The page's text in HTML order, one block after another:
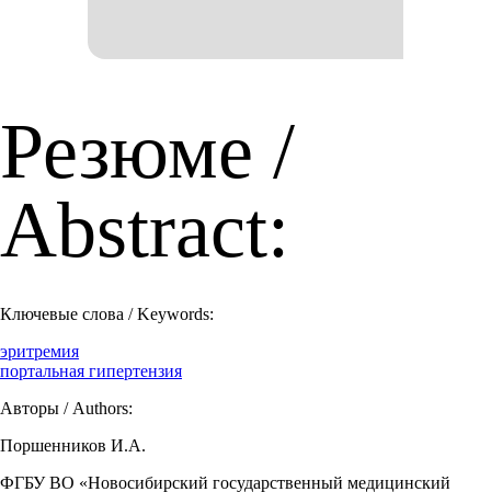
Резюме /
Abstract:
Ключевые слова / Keywords:
эритремия
портальная гипертензия
Авторы / Authors:
Поршенников И.А.
ФГБУ ВО «Новосибирский государственный медицинский